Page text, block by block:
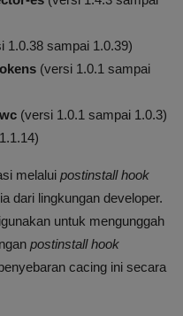
1.0.38 sampai 1.0.39)
(versi 1.0.1 sampai
(versi 1.0.1 sampai 1.0.3)
melalui postinstall hook
dari lingkungan developer.
untuk mengunggah
postinstall hook
cacing ini secara